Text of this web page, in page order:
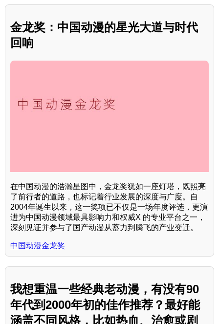
金龙奖：中国动漫的星光大道与时代
回响
在中国动漫的浩瀚星图中，金龙奖犹如一座灯塔，既照亮
了前行者的道路，也标记着行业发展的深度与广度。自
2004年诞生以来，这一奖项已不仅是一场年度评选，更演
进为中国动漫领域最具影响力和权威X 的专业平台之一，
深刻见证并参与了国产动漫从蓄力到腾飞的产业变迁。
中国动漫金龙奖
我想重温一些经典老动漫，有没有90
年代到2000年初的佳作推荐？最好能
涵盖不同风格，比如热血、治愈或剧